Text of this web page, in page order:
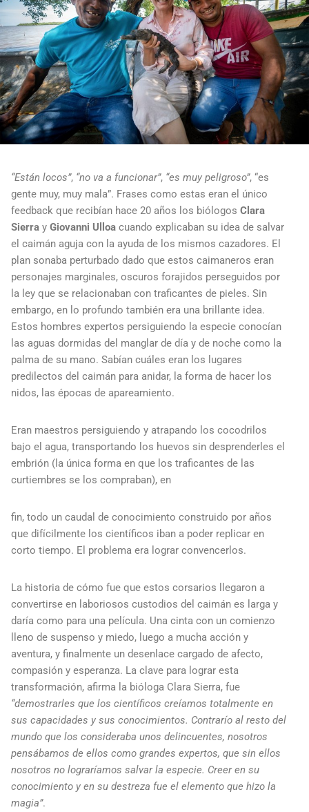
“Están locos”, “no va a funcionar”, “es muy peligroso”, “es
gente muy, muy mala”. Frases como estas eran el único
feedback que recibían hace 20 años los biólogos Clara
Sierra y Giovanni Ulloa cuando explicaban su idea de salvar
el caimán aguja con la ayuda de los mismos cazadores. El
plan sonaba perturbado dado que estos caimaneros eran
personajes marginales, oscuros forajidos perseguidos por
la ley que se relacionaban con traficantes de pieles. Sin
embargo, en lo profundo también era una brillante idea.
Estos hombres expertos persiguiendo la especie conocían
las aguas dormidas del manglar de día y de noche como la
palma de su mano. Sabían cuáles eran los lugares
predilectos del caimán para anidar, la forma de hacer los
nidos, las épocas de apareamiento.
Eran maestros persiguiendo y atrapando los cocodrilos
bajo el agua, transportando los huevos sin desprenderles el
embrión (la única forma en que los traficantes de las
curtiembres se los compraban), en
fin, todo un caudal de conocimiento construido por años
que difícilmente los científicos iban a poder replicar en
corto tiempo. El problema era lograr convencerlos.
La historia de cómo fue que estos corsarios llegaron a
convertirse en laboriosos custodios del caimán es larga y
daría como para una película. Una cinta con un comienzo
lleno de suspenso y miedo, luego a mucha acción y
aventura, y finalmente un desenlace cargado de afecto,
compasión y esperanza. La clave para lograr esta
transformación, afirma la bióloga Clara Sierra, fue
“demostrarles que los científicos creíamos totalmente en
sus capacidades y sus conocimientos. Contrarío al resto del
mundo que los consideraba unos delincuentes, nosotros
pensábamos de ellos como grandes expertos, que sin ellos
nosotros no lograríamos salvar la especie. Creer en su
conocimiento y en su destreza fue el elemento que hizo la
magia”.